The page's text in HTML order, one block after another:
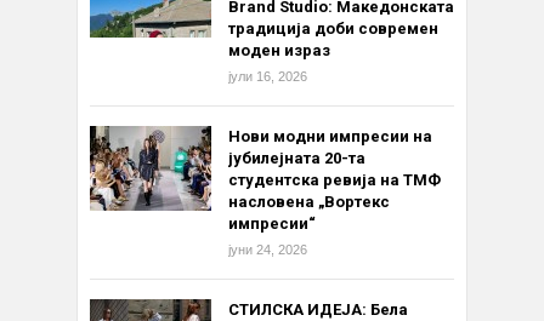
Brand Studio: Македонската
традиција доби современ
моден израз
јули 16, 2026
Нови модни импресии на
јубилејната 20-та
студентска ревија на ТМФ
насловена „Вортекс
импресии“
јуни 24, 2026
СТИЛСКА ИДЕЈА: Бела